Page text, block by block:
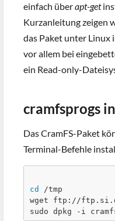
einfach überapt-get
Kurzanleitung zeigen
das Paket unter Linux
vor allem bei
ein Read-only-
cramfsprogs
Das CramFS-Paket
Terminal-Befehle
cd
/tmp
wget ftp://
sudo dpkg -i